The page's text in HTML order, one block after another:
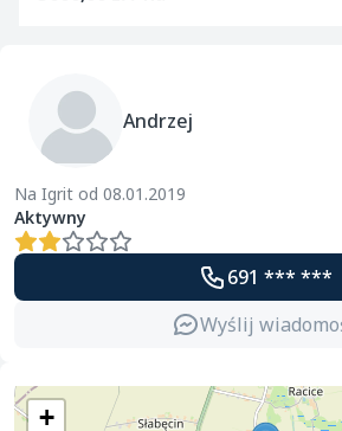
Andrzej
Na Igrit od 08.01.2019
Aktywny
691 *** ***
Wyślij
+